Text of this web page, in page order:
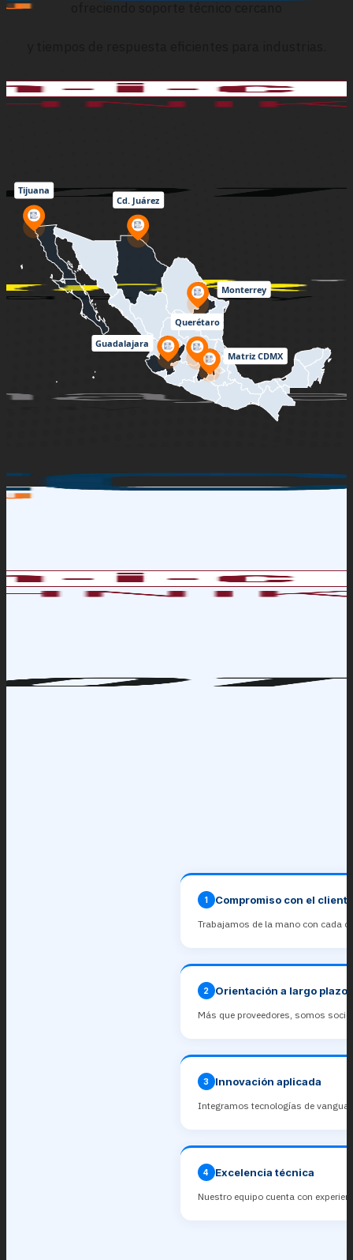
Matriz CDMX
Guadalajara
Cd. Juárez
Tijuana
Monterrey
Querétaro
1 Compromiso con el cliente
Trabajamos de la mano con cada
2 Orientación a largo plazo
Más que proveedores, somos
3 Innovación aplicada
Integramos tecnologías de
4 Excelencia técnica
Nuestro equipo cuenta con